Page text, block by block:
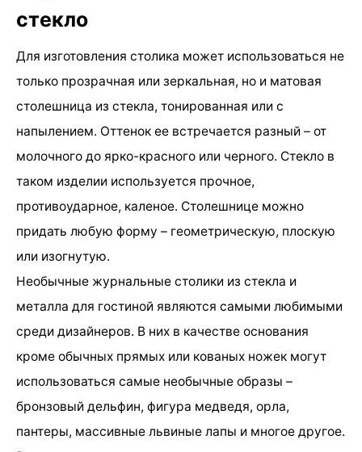
стекло
Для изготовления столика может использоваться не
только прозрачная или зеркальная, но и матовая
столешница из стекла, тонированная или с
напылением. Оттенок ее встречается разный – от
молочного до ярко-красного или черного. Стекло в
таком изделии используется прочное,
противоударное, каленое. Столешнице можно
придать любую форму – геометрическую, плоскую
или изогнутую.
Необычные журнальные столики из стекла и
металла для гостиной являются самыми любимыми
среди дизайнеров. В них в качестве основания
кроме обычных прямых или кованых ножек могут
использоваться самые необычные образы –
бронзовый дельфин, фигура медведя, орла,
пантеры, массивные львиные лапы и многое другое.